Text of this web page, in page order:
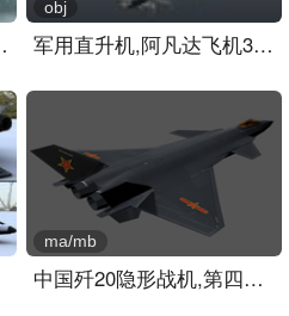
模.. 军用直升机,阿凡达飞机3d模..
obj
中国歼20隐形战机,第四代战..
ma/mb